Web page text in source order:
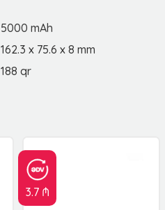
5000 mAh
162.3 x 75.6 x 8 mm
188 qr
3.7 ₼